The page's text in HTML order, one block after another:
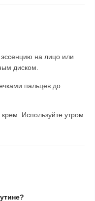
на лицо или
диском.
пальцев до
Используйте утром